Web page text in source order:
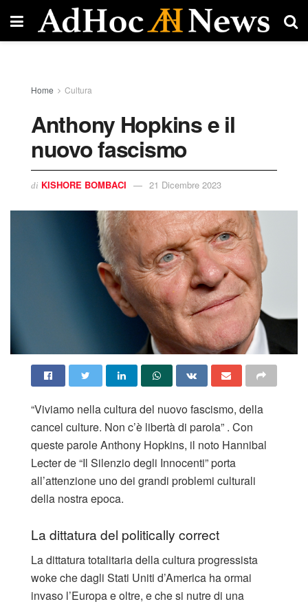
Home Cultura
Anthony Hopkins e il
nuovo fascismo
di KISHORE BOMBACI 21 Dicembre 2023
“Viviamo nella cultura del nuovo fascismo, della
cancel culture. Non c’è libertà di parola” . Con
queste parole Anthony Hopkins, il noto Hannibal
Lecter de “Il Silenzio degli Innocenti” porta
all’attenzione uno dei grandi problemi culturali
della nostra epoca.
La dittatura del politically correct
La dittatura totalitaria della cultura progressista
woke che dagli Stati Uniti d’America ha ormai
invaso l’Europa e oltre, e che si nutre di una